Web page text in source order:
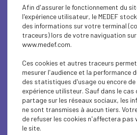
ECONOMY
ECONOMY
ECONOMY
ECONOMY
ECONOMY
ECONOMY
ECONOMY
Afin d'assurer le fonctionnement du
l'expérience utilisateur, le MEDEF
des informations sur votre terminal
traceurs) lors de votre naviguation
www.medef.com.
Ces cookies et autres traceurs
mesurer l'audience et la performance
des statistiques d'usage ou encore
expérience utilisteur. Sauf dans le cas
partage sur les réseaux sociaux, les
ne sont transmises à aucun tiers.
de refuser les cookies n'affectera
le site.